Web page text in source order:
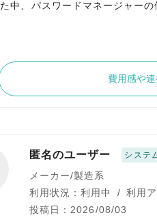
中、パスワードマネージャー
費用感や
匿名のユーザー システ
メーカー/製造系
利用状況：利用中
/ 利用
投稿日：2026/08/03